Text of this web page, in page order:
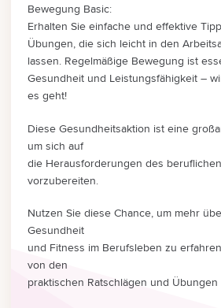
Bewegung Basic:
Erhalten Sie einfache und effektive
Übungen, die sich leicht in den
lassen. Regelmäßige Bewegung ist
Gesundheit und Leistungsfähigkeit –
es geht!
Diese Gesundheitsaktion ist eine
um sich auf
die Herausforderungen des
vorzubereiten.
Nutzen Sie diese Chance, um mehr
Gesundheit
und Fitness im Berufsleben zu
von den
praktischen Ratschlägen und